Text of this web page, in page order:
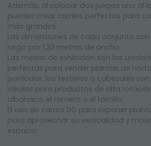
Además, al colocar dos juegos uno al
puedes crear carriles perfectos para
más grandes.
Las dimensiones de cada conjunto
largo por 1,20 metros de ancho.
Las mesas de exhibición son las
perfectas para vender plantas de
particular, los testeros o cabezales
ideales para productos de alta
albahaca, el romero o el tomillo.
El uso de carros DC para exponer
para aprovechar su verticalidad y
espacio.